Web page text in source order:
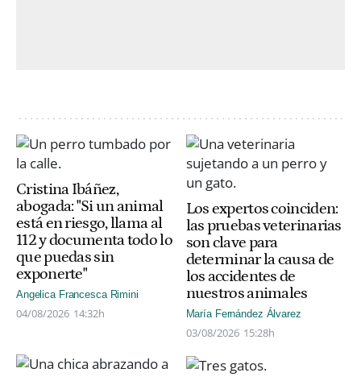
Cristina Ibáñez,
abogada: "Si un animal
está en riesgo, llama al
112 y documenta todo lo
que puedas sin
exponerte"
Angelica Francesca Rimini
04/08/2026 14:32h
Los expertos coinciden:
las pruebas veterinarias
son clave para
determinar la causa de
los accidentes de
nuestros animales
María Fernández Álvarez
03/08/2026 15:28h